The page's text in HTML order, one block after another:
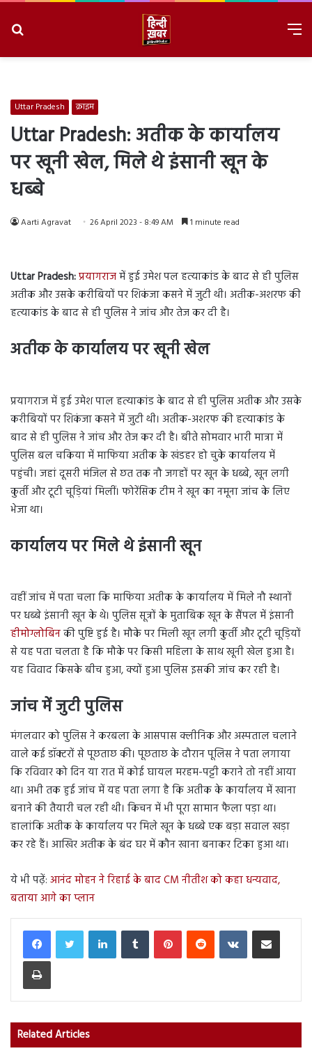
Uttar Pradesh क्राइम
Uttar Pradesh: अतीक के कार्यालय
पर खूनी खेल, मिले थे इंसानी खून के
धब्बे
Aarti Agravat 26 April 2023 - 8:49 AM 1 minute read
Uttar Pradesh:प्रयागराजमें हुई उमेश पल हत्याकांड के बाद से ही पुलिस
अतीक और उसके करीबियों पर शिकंजा कसने में जुटी थी। अतीक-अशरफ की
हत्याकांड के बाद से ही पुलिस ने जांच और तेज कर दी है।
अतीक के कार्यालय पर खूनी खेल
प्रयागराज में हुई उमेश पाल हत्याकांड के बाद से ही पुलिस अतीक और उसके
करीबियों पर शिकंजा कसने में जुटी थी। अतीक-अशरफ की हत्याकांड के
बाद से ही पुलिस ने जांच और तेज कर दी है। बीते सोमवार भारी मात्रा में
पुलिस बल चकिया में माफिया अतीक के खंडहर हो चुके कार्यालय में
पहुंची। जहां दूसरी मंजिल से छत तक नौ जगहों पर खून के धब्बे, खून लगी
कुर्ती और टूटी चूड़ियां मिलीं। फोरेंसिक टीम ने खून का नमूना जांच के लिए
भेजा था।
कार्यालय पर मिले थे इंसानी खून
वहीं जांच में पता चला कि माफिया अतीक के कार्यालय में मिले नौ स्थानों
पर धब्बे इंसानी खून के थे। पुलिस सूत्रों के मुताबिक खून के सैंपल में इंसानी
हीमोग्लोबिनकी पुष्टि हुई है। मौके पर मिली खून लगी कुर्ती और टूटी चूड़ियों
से यह पता चलता है कि मौके पर किसी महिला के साथ खूनी खेल हुआ है।
यह विवाद किसके बीच हुआ, क्यों हुआ पुलिस इसकी जांच कर रही है।
जांच में जुटी पुलिस
मंगलवार को पुलिस ने करबला के आसपास क्लीनिक और अस्पताल चलाने
वाले कई डॉक्टरों से पूछताछ की। पूछताछ के दौरान पूलिस ने पता लगाया
कि रविवार को दिन या रात में कोई घायल मरहम-पट्टी कराने तो नहीं आया
था। अभी तक हुई जांच में यह पता लगा है कि अतीक के कार्यालय में खाना
बनाने की तैयारी चल रही थी। किचन में भी पूरा सामान फैला पड़ा था।
हालांकि अतीक के कार्यालय पर मिले खून के धब्बे एक बड़ा सवाल खड़ा
कर रहे हैं। आखिर अतीक के बंद घर में कौन खाना बनाकर टिका हुआ था।
ये भी पढ़ें: आनंद मोहन ने रिहाई के बाद CM नीतीश को कहा धन्यवाद,
बताया आगे का प्लान
LinkedInTumblr PinterestReddit VKontakteShare via Email
Print
Related Articles